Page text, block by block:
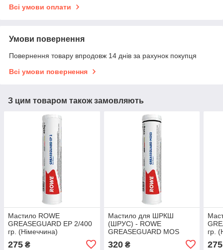
Всі умови оплати
Умови повернення
Повернення товару впродовж 14 днів за рахунок покупця
Всі умови повернення
З цим товаром також замовляють
Мастило ROWE
GREASEGUARD EP 2/400
гр. (Німеччина)
275 ₴
Мастило для ШРКШ
(ШРУС) - ROWE
GREASEGUARD MOS
320₴
гр.
275